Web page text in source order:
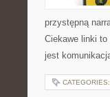
przystępną
Ciekawe linki to
jest
CATEGORIES: